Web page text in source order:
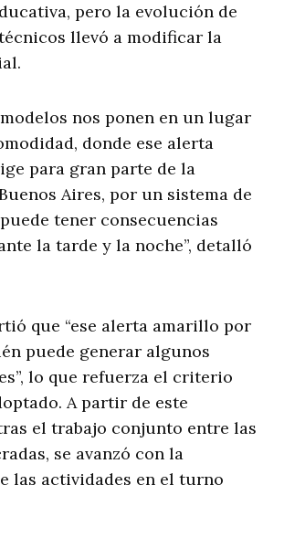
pero la evolución de
llevó a modificar la
nos ponen en un lugar
donde ese alerta
para gran parte de la
Aires, por un sistema de
tener consecuencias
la tarde y la noche”, detalló
que “ese alerta amarillo por
puede generar algunos
lo que refuerza el criterio
A partir de este
el trabajo conjunto entre las
se avanzó con la
las actividades en el turno